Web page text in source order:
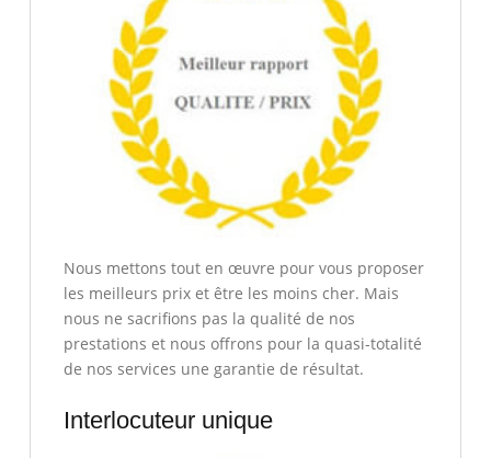
Nous mettons tout en œuvre pour vous proposer
les meilleurs prix et être les moins cher. Mais
nous ne sacrifions pas la qualité de nos
prestations et nous offrons pour la quasi-totalité
de nos services une garantie de résultat.
Interlocuteur unique